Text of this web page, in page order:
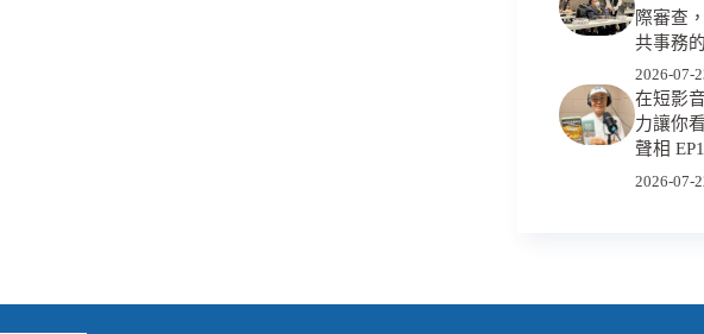
際審查
共事務
2026-07-
在短影
力讓你
聲相
2026-07-